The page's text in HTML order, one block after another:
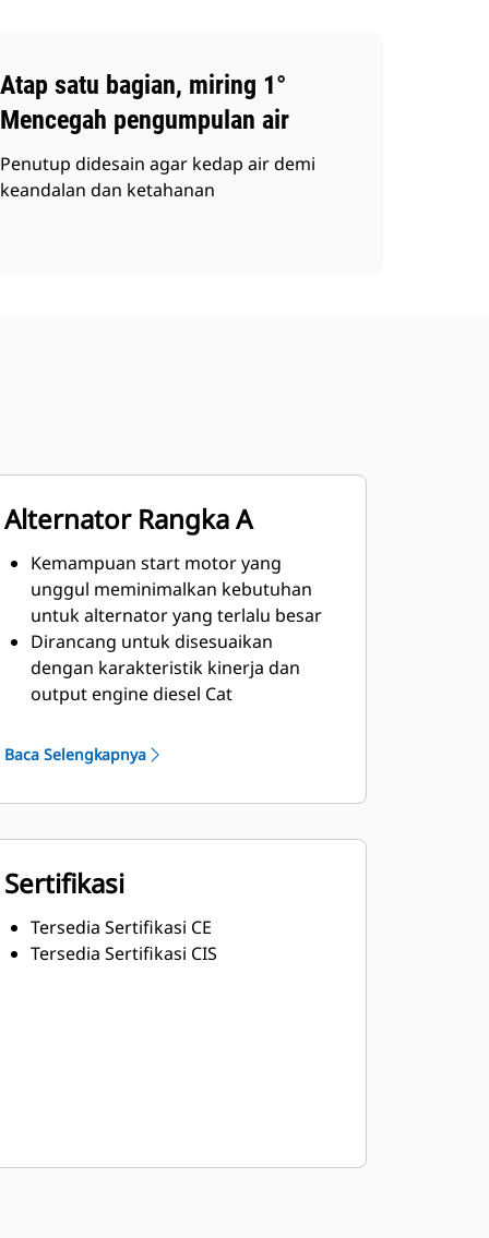
Atap satu bagian, miring 1°
Mencegah pengumpulan air
Penutup didesain agar kedap air demi
keandalan dan ketahanan
Alternator Rangka A
Kemampuan start motor yang
unggul meminimalkan kebutuhan
untuk alternator yang terlalu besar
Dirancang untuk disesuaikan
dengan karakteristik kinerja dan
output engine diesel Cat
Baca Selengkapnya
Sertifikasi
Tersedia Sertifikasi CE
Tersedia Sertifikasi CIS